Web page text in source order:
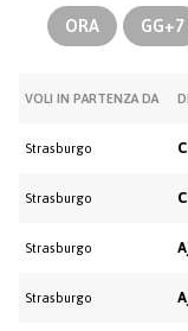
ORA GG+7
VOLI IN PARTENZA DA
Strasburgo
Strasburgo
Strasburgo
Strasburgo